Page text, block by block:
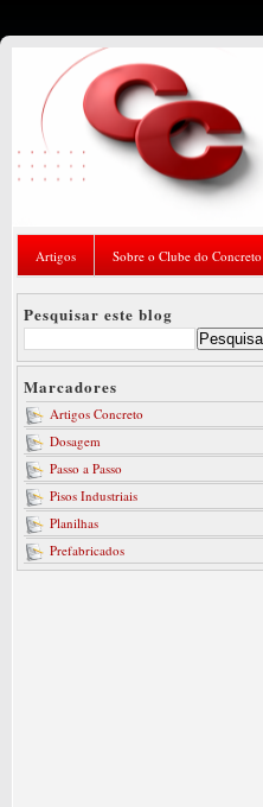
Artigos Sobre o Clube do Concreto
Pesquisar este blog
Marcadores
Artigos Concreto
Dosagem
Passo a Passo
Pisos Industriais
Planilhas
Prefabricados